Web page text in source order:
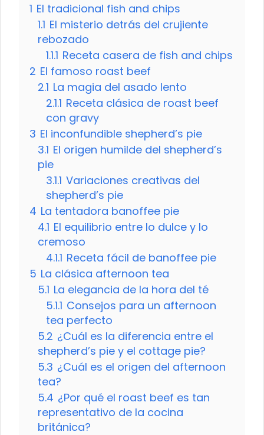
1 El tradicional fish and chips
1.1 El misterio detrás del crujiente
rebozado
1.1.1 Receta casera de fish and chips
2 El famoso roast beef
2.1 La magia del asado lento
2.1.1 Receta clásica de roast beef
con gravy
3 El inconfundible shepherd’s pie
3.1 El origen humilde del shepherd’s
pie
3.1.1 Variaciones creativas del
shepherd’s pie
4 La tentadora banoffee pie
4.1 El equilibrio entre lo dulce y lo
cremoso
4.1.1 Receta fácil de banoffee pie
5 La clásica afternoon tea
5.1 La elegancia de la hora del té
5.1.1 Consejos para un afternoon
tea perfecto
5.2 ¿Cuál es la diferencia entre el
shepherd’s pie y el cottage pie?
5.3 ¿Cuál es el origen del afternoon
tea?
5.4 ¿Por qué el roast beef es tan
representativo de la cocina
británica?